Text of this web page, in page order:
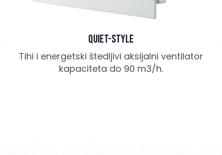
Quiet-Style
Tihi i energetski štedljivi aksijalni ventilator
kapaciteta do 90 m3/h.